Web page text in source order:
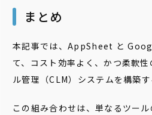
まとめ
本記事では、AppSheet と
て、コスト効率よく、かつ柔軟
ル管理（CLM）システムを構築
この組み合わせは、単なるツー